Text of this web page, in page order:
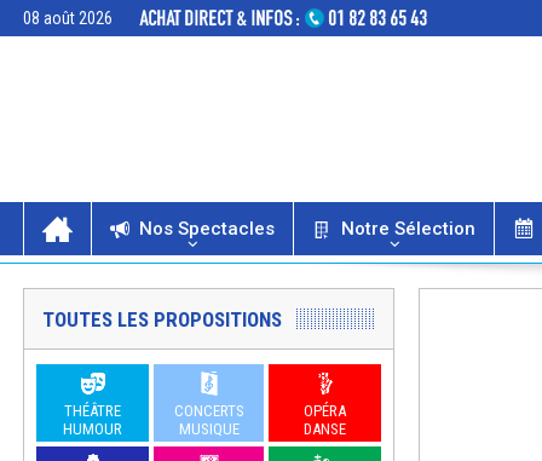
08 août 2026
Nos Spectacles Notre Sélection
TOUTES LES PROPOSITIONS
THÉÂTRE
HUMOUR
CONCERTS
MUSIQUE
OPÉRA
DANSE